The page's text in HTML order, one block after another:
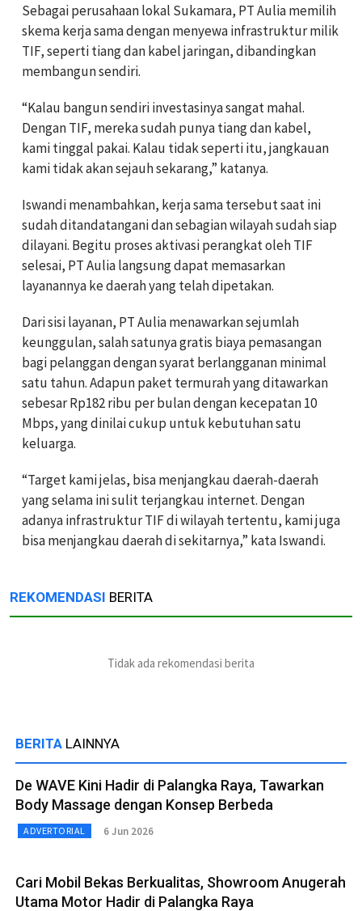
Sebagai perusahaan lokal Sukamara, PT Aulia memilih
skema kerja sama dengan menyewa infrastruktur milik
TIF, seperti tiang dan kabel jaringan, dibandingkan
membangun sendiri.
“Kalau bangun sendiri investasinya sangat mahal.
Dengan TIF, mereka sudah punya tiang dan kabel,
kami tinggal pakai. Kalau tidak seperti itu, jangkauan
kami tidak akan sejauh sekarang,” katanya.
Iswandi menambahkan, kerja sama tersebut saat ini
sudah ditandatangani dan sebagian wilayah sudah siap
dilayani. Begitu proses aktivasi perangkat oleh TIF
selesai, PT Aulia langsung dapat memasarkan
layanannya ke daerah yang telah dipetakan.
Dari sisi layanan, PT Aulia menawarkan sejumlah
keunggulan, salah satunya gratis biaya pemasangan
bagi pelanggan dengan syarat berlangganan minimal
satu tahun. Adapun paket termurah yang ditawarkan
sebesar Rp182 ribu per bulan dengan kecepatan 10
Mbps, yang dinilai cukup untuk kebutuhan satu
keluarga.
“Target kami jelas, bisa menjangkau daerah-daerah
yang selama ini sulit terjangkau internet. Dengan
adanya infrastruktur TIF di wilayah tertentu, kami juga
bisa menjangkau daerah di sekitarnya,” kata Iswandi.
REKOMENDASI BERITA
Tidak ada rekomendasi berita
BERITA LAINNYA
De WAVE Kini Hadir di Palangka Raya, Tawarkan
Body Massage dengan Konsep Berbeda
ADVERTORIAL 6 Jun 2026
Cari Mobil Bekas Berkualitas, Showroom Anugerah
Utama Motor Hadir di Palangka Raya